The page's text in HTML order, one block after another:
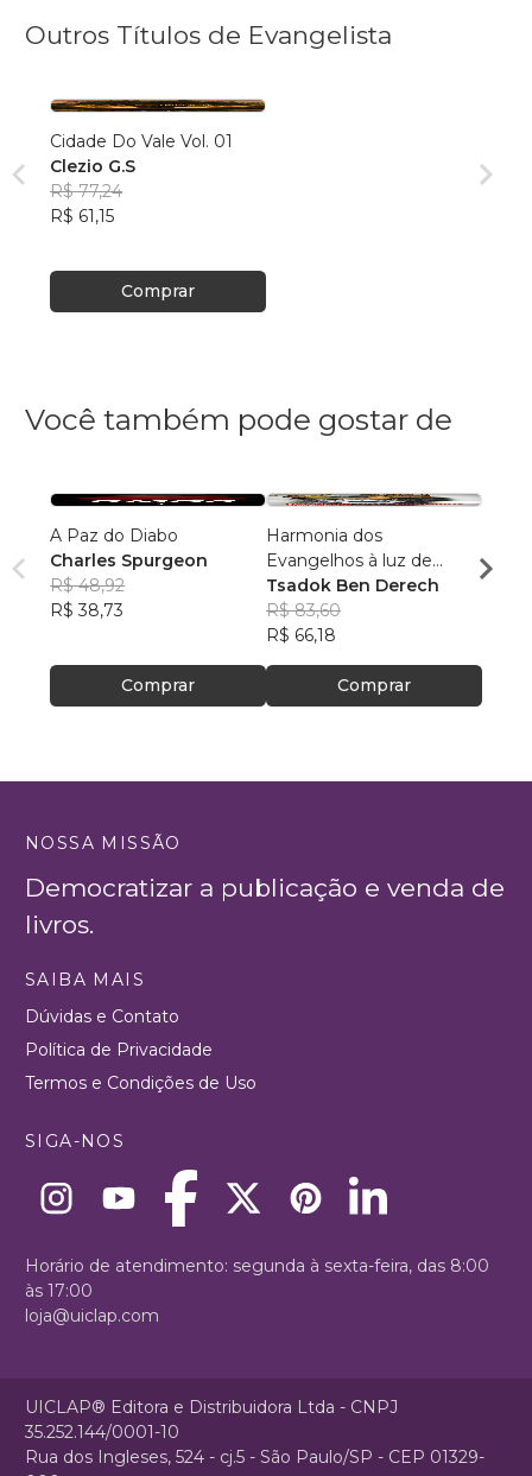
Outros Títulos de Evangelista
Cidade Do Vale Vol. 01
Clezio G.S
R$ 77,24
R$ 61,15
Comprar
Você também pode gostar de
A Paz do Diabo
Charles Spurgeon
R$ 48,92
R$ 38,73
Comprar
Harmonia dos
Evangelhos à luz de
manuscritos aramaicos e
da cultura judaica
Tsadok Ben Derech
R$ 83,60
R$ 66,18
Comprar
Luiz
R$
NOSSA MISSÃO
Democratizar a publicação e venda de
livros.
SAIBA MAIS
Dúvidas e Contato
Política de Privacidade
Termos e Condições de Uso
SIGA-NOS
Horário de atendimento: segunda à sexta-feira, das 8:00
às 17:00
loja@uiclap.com
UICLAP® Editora e Distribuidora Ltda - CNPJ
35.252.144/0001-10
Rua dos Ingleses, 524 - cj.5 - São Paulo/SP - CEP 01329-